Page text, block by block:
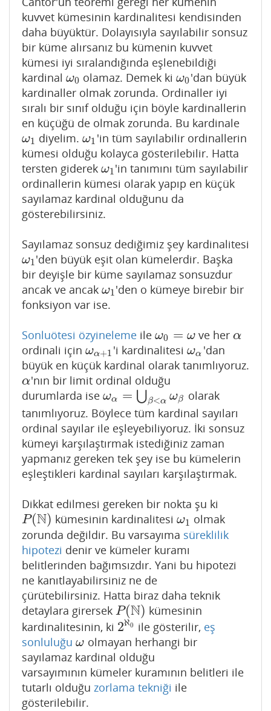
kuvvet kümesinin kardinalitesi kendisinden
daha büyüktür. Dolayısıyla sayılabilir sonsuz
bir küme alırsanız bu kümenin kuvvet
kümesi iyi sıralandığında eşlenebildiği
kardinal ω0
ω0 olamaz. Demek kiω0
ω0'dan büyük
kardinaller olmak zorunda. Ordinaller iyi
sıralı bir sınıf olduğu için böyle kardinallerin
en küçüğü de olmak zorunda. Bu kardinale
ω1
ω1 diyelim.ω1
ω1 'in tüm sayılabilir ordinallerin
kümesi olduğu kolayca gösterilebilir. Hatta
tersten giderek ω1
ω1 'in tanımını tüm sayılabilir
ordinallerin kümesi olarak yapıp en küçük
sayılamaz kardinal olduğunu da
gösterebilirsiniz.
Sayılamaz sonsuz dediğimiz şey kardinalitesi
ω1
ω1 'den büyük eşit olan kümelerdir. Başka
bir deyişle bir küme sayılamaz sonsuzdur
ancak ve ancak ω1
ω1 'den o kümeye birebir bir
fonksiyon var ise.
Sonluötesi özyineleme ile ω0 = ω
ω0 =ω ve her α
α
ordinali için ωα+1
ωα+1 'i kardinalitesi ωα
ωα'dan
büyük en küçük kardinal olarak tanımlıyoruz.
α
α 'nın bir limit ordinal olduğu
durumlarda ise ωα = ⋃β<α ωβ
ωα =⋃ β <αωβ
olarak
tanımlıyoruz. Böylece tüm kardinal sayıları
ordinal sayılar ile eşleyebiliyoruz. İki sonsuz
kümeyi karşılaştırmak istediğiniz zaman
yapmanız gereken tek şey ise bu kümelerin
eşleştikleri kardinal sayıları karşılaştırmak.
Dikkat edilmesi gereken bir nokta şu ki
P(N)
P(N) kümesinin kardinalitesiω1
ω1 olmak
zorunda değildir. Bu varsayıma süreklilik
hipotezi denir ve kümeler kuramı
belitlerinden bağımsızdır. Yani bu hipotezi
ne kanıtlayabilirsiniz ne de
çürütebilirsiniz. Hatta biraz daha teknik
detaylara girersek P(N)
P(N)
kümesinin
kardinalitesinin, ki 2ℵ0
2ℵ0 ile gösterilir, eş
sonluluğu ω
ω olmayan herhangi bir
sayılamaz kardinal olduğu
varsayımının kümeler kuramının belitleri ile
tutarlı olduğu zorlama tekniği ile
gösterilebilir.